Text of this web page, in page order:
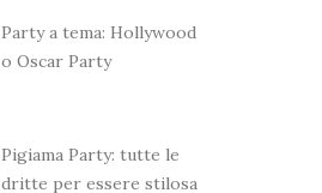
Party a tema: Hollywood
o Oscar Party
Pigiama Party: tutte le
dritte per essere stilosa